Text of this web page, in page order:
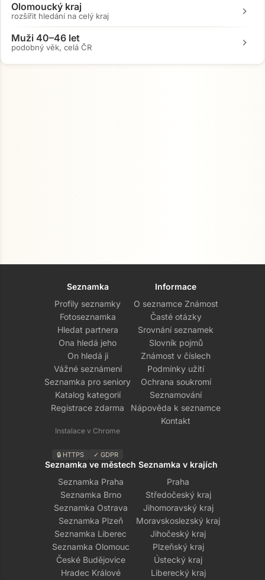
Olomoucký kraj
rozšířit hledání na celý kraj chevron_right
Muži 40–46 let
podobný věk, celá ČR chevron_right
Seznamka
Profily seznamky
Fotoseznamka
Hledat partnera
Ona hledá jeho
On hledá ji
Vážné seznámení
Seznamka pro seniory
Katalog kategorií
Registrace zdarma
Instalace v Chrome
🔒 HTTPS ✓ GDPR
Informace
O seznamce Známost
Časté otázky
Srovnání seznamek
Slovník pojmů
Známost v číslech
Podmínky užití
Ochrana soukromí
Seznamování
Nápověda k seznamce
Kontakt
Seznamka ve městech
Seznamka Praha
Seznamka Brno
Seznamka Ostrava
Seznamka Plzeň
Seznamka Liberec
Seznamka Olomouc
České Budějovice
Hradec Králové
Seznamka v krajích
Praha
Středočeský kraj
Jihomoravský kraj
Moravskoslezský kraj
Jihočeský kraj
Plzeňský kraj
Ústecký kraj
Liberecký kraj